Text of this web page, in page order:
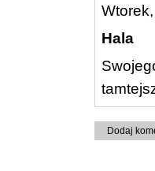
Hala
Dodaj